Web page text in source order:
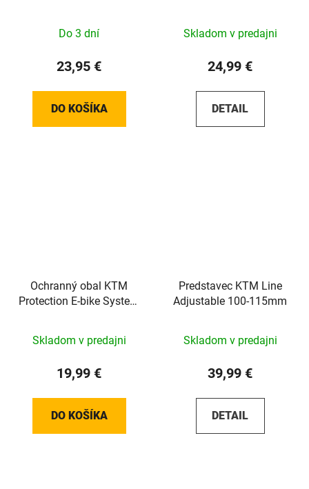
Do 3 dní
23,95 €
DO KOŠÍKA
Skladom v predajni
24,99 €
DETAIL
Ochranný obal KTM
Protection E-bike System
Skladom v predajni
19,99 €
DO KOŠÍKA
Predstavec KTM Line
Adjustable 100-115mm
Skladom v predajni
39,99 €
DETAIL